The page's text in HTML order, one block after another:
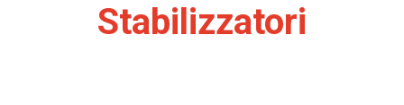
Stabilizzatori